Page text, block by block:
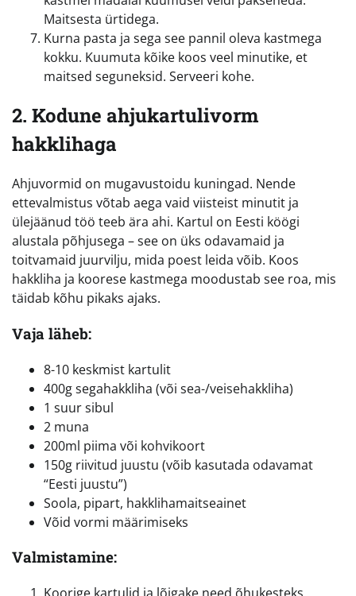
Maitsesta ürtidega.
Kurna pasta ja sega see pannil oleva kastmega
kokku. Kuumuta kõike koos veel minutike, et
maitsed seguneksid. Serveeri kohe.
2. Kodune ahjukartulivorm
hakklihaga
Ahjuvormid on mugavustoidu kuningad. Nende
ettevalmistus võtab aega vaid viisteist minutit ja
ülejäänud töö teeb ära ahi. Kartul on Eesti köögi
alustala põhjusega – see on üks odavamaid ja
toitvamaid juurvilju, mida poest leida võib. Koos
hakkliha ja koorese kastmega moodustab see roa, mis
täidab kõhu pikaks ajaks.
Vaja läheb:
8-10 keskmist kartulit
400g segahakkliha (või sea-/veisehakkliha)
1 suur sibul
2 muna
200ml piima või kohvikoort
150g riivitud juustu (võib kasutada odavamat
“Eesti juustu”)
Soola, pipart, hakklihamaitseainet
Võid vormi määrimiseks
Valmistamine: